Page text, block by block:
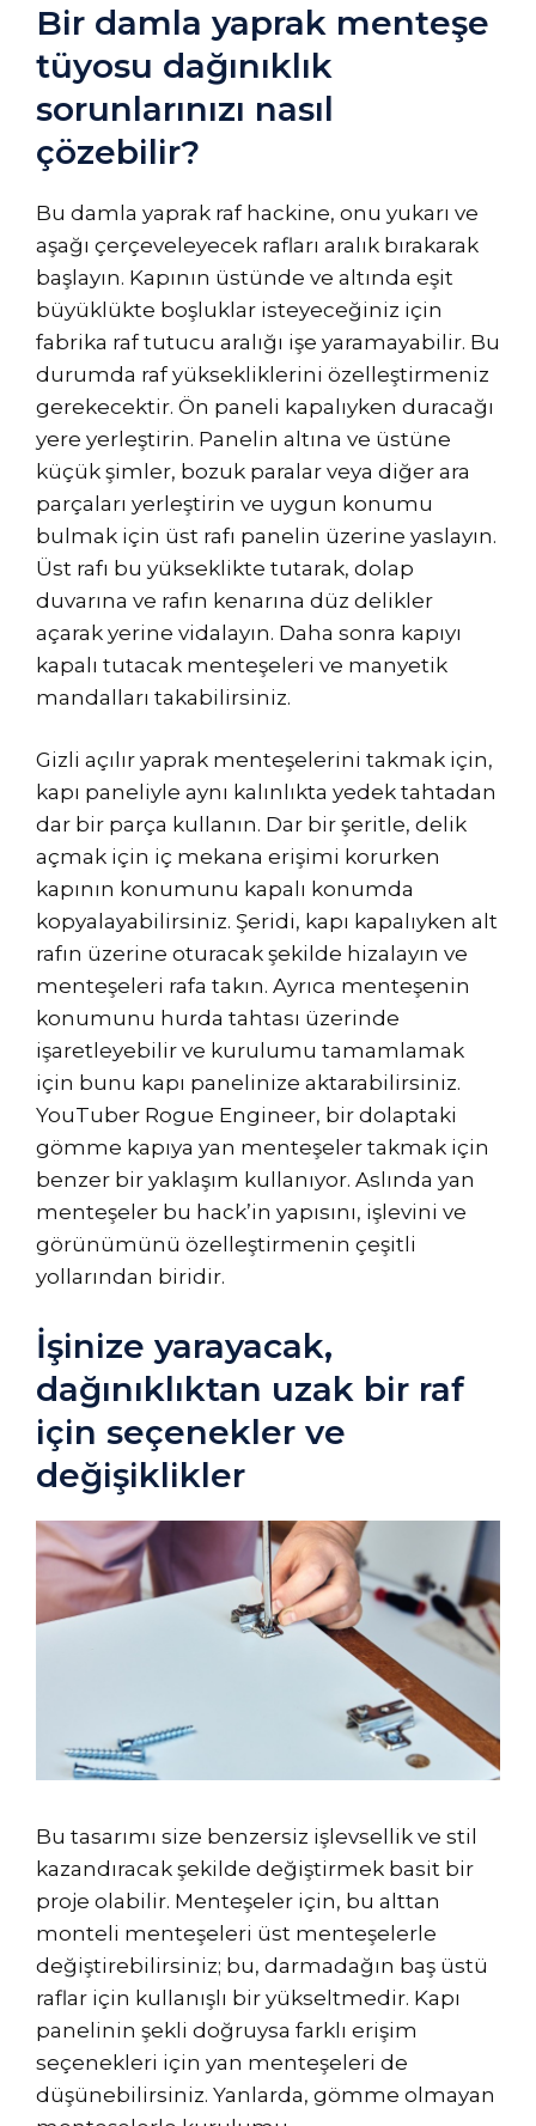
Bir damla yaprak menteşe
tüyosu dağınıklık
sorunlarınızı nasıl
çözebilir?
Bu damla yaprak raf hackine, onu yukarı ve
aşağı çerçeveleyecek rafları aralık bırakarak
başlayın. Kapının üstünde ve altında eşit
büyüklükte boşluklar isteyeceğiniz için
fabrika raf tutucu aralığı işe yaramayabilir. Bu
durumda raf yüksekliklerini özelleştirmeniz
gerekecektir. Ön paneli kapalıyken duracağı
yere yerleştirin. Panelin altına ve üstüne
küçük şimler, bozuk paralar veya diğer ara
parçaları yerleştirin ve uygun konumu
bulmak için üst rafı panelin üzerine yaslayın.
Üst rafı bu yükseklikte tutarak, dolap
duvarına ve rafın kenarına düz delikler
açarak yerine vidalayın. Daha sonra kapıyı
kapalı tutacak menteşeleri ve manyetik
mandalları takabilirsiniz.
Gizli açılır yaprak menteşelerini takmak için,
kapı paneliyle aynı kalınlıkta yedek tahtadan
dar bir parça kullanın. Dar bir şeritle, delik
açmak için iç mekana erişimi korurken
kapının konumunu kapalı konumda
kopyalayabilirsiniz. Şeridi, kapı kapalıyken alt
rafın üzerine oturacak şekilde hizalayın ve
menteşeleri rafa takın. Ayrıca menteşenin
konumunu hurda tahtası üzerinde
işaretleyebilir ve kurulumu tamamlamak
için bunu kapı panelinize aktarabilirsiniz.
YouTuber Rogue Engineer, bir dolaptaki
gömme kapıya yan menteşeler takmak için
benzer bir yaklaşım kullanıyor. Aslında yan
menteşeler bu hack’in yapısını, işlevini ve
görünümünü özelleştirmenin çeşitli
yollarından biridir.
İşinize yarayacak,
dağınıklıktan uzak bir raf
için seçenekler ve
değişiklikler
Bu tasarımı size benzersiz işlevsellik ve stil
kazandıracak şekilde değiştirmek basit bir
proje olabilir. Menteşeler için, bu alttan
monteli menteşeleri üst menteşelerle
değiştirebilirsiniz; bu, darmadağın baş üstü
raflar için kullanışlı bir yükseltmedir. Kapı
panelinin şekli doğruysa farklı erişim
seçenekleri için yan menteşeleri de
düşünebilirsiniz. Yanlarda, gömme olmayan